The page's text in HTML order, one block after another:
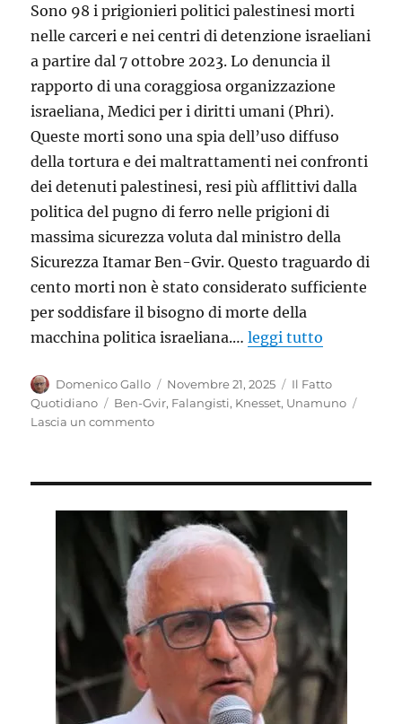
Sono 98 i prigionieri politici palestinesi morti
nelle carceri e nei centri di detenzione israeliani
a partire dal 7 ottobre 2023. Lo denuncia il
rapporto di una coraggiosa organizzazione
israeliana, Medici per i diritti umani (Phri).
Queste morti sono una spia dell’uso diffuso
della tortura e dei maltrattamenti nei confronti
dei detenuti palestinesi, resi più afflittivi dalla
politica del pugno di ferro nelle prigioni di
massima sicurezza voluta dal ministro della
Sicurezza Itamar Ben-Gvir. Questo traguardo di
cento morti non è stato considerato sufficiente
per soddisfare il bisogno di morte della
macchina politica israeliana.…leggi tutto
Autore
Domenico Gallo
Pubblicato
il
Novembre 21, 2025 Categorie
Il Fatto
Quotidiano
Tag
Ben-Gvir, Falangisti, Knesset, Unamuno
Lascia un commentosu